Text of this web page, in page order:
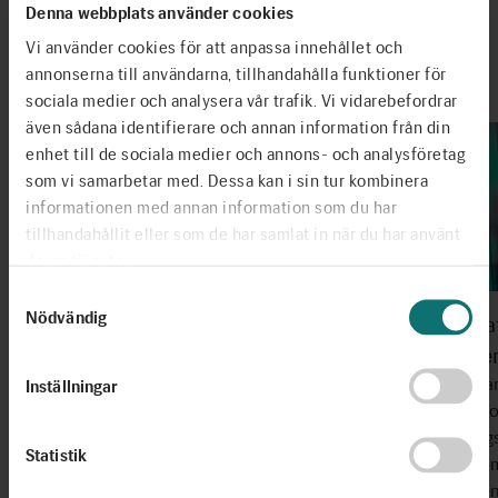
Denna webbplats använder cookies
Vi använder cookies för att anpassa innehållet och
annonserna till användarna, tillhandahålla funktioner för
sociala medier och analysera vår trafik. Vi vidarebefordrar
även sådana identifierare och annan information från din
enhet till de sociala medier och annons- och analysföretag
som vi samarbetar med. Dessa kan i sin tur kombinera
informationen med annan information som du har
tillhandahållit eller som de har samlat in när du har använt
Nödvändig
Inställningar
Statistik
NyheterSe fler nyheter
värld och skapa den – om fantasi och
nu